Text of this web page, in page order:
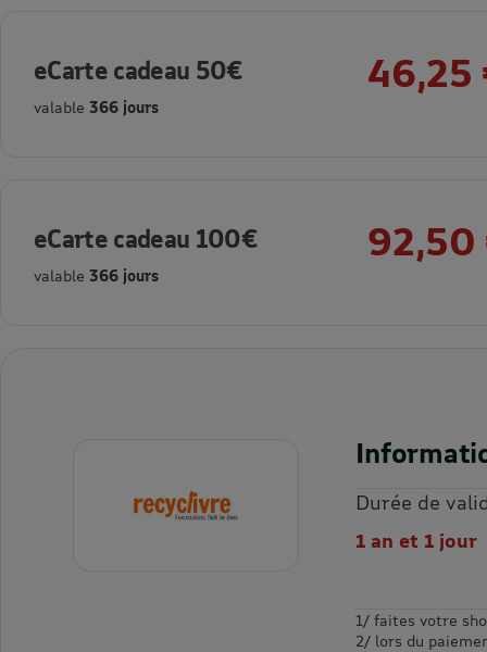
eCarte cadeau 50€
valable 366 jours
46,25
eCarte cadeau 100€
valable 366 jours
92,50
Durée de
1 an et 1 jour
1/ faites votre
2/ lors du